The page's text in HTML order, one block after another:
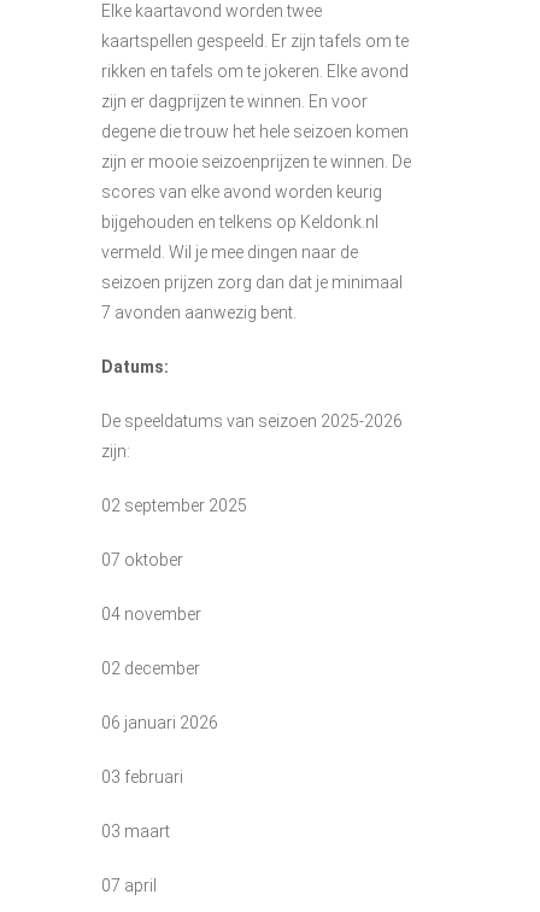
Elke kaartavond worden twee
kaartspellen gespeeld. Er zijn tafels om te
rikken en tafels om te jokeren. Elke avond
zijn er dagprijzen te winnen. En voor
degene die trouw het hele seizoen komen
zijn er mooie seizoenprijzen te winnen. De
scores van elke avond worden keurig
bijgehouden en telkens op Keldonk.nl
vermeld. Wil je mee dingen naar de
seizoen prijzen zorg dan dat je minimaal
7 avonden aanwezig bent.
Datums:
De speeldatums van seizoen 2025-2026
zijn:
02 september 2025
07 oktober
04 november
02 december
06 januari 2026
03 februari
03 maart
07 april